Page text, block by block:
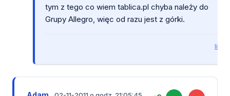
tym z tego co wiem tablica.pl chyba należy do
Grupy Allegro, więc od razu jest z górki.
link